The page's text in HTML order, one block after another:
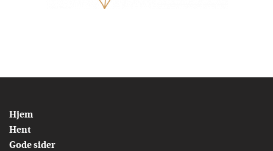
Hjem
Hent
Gode sider